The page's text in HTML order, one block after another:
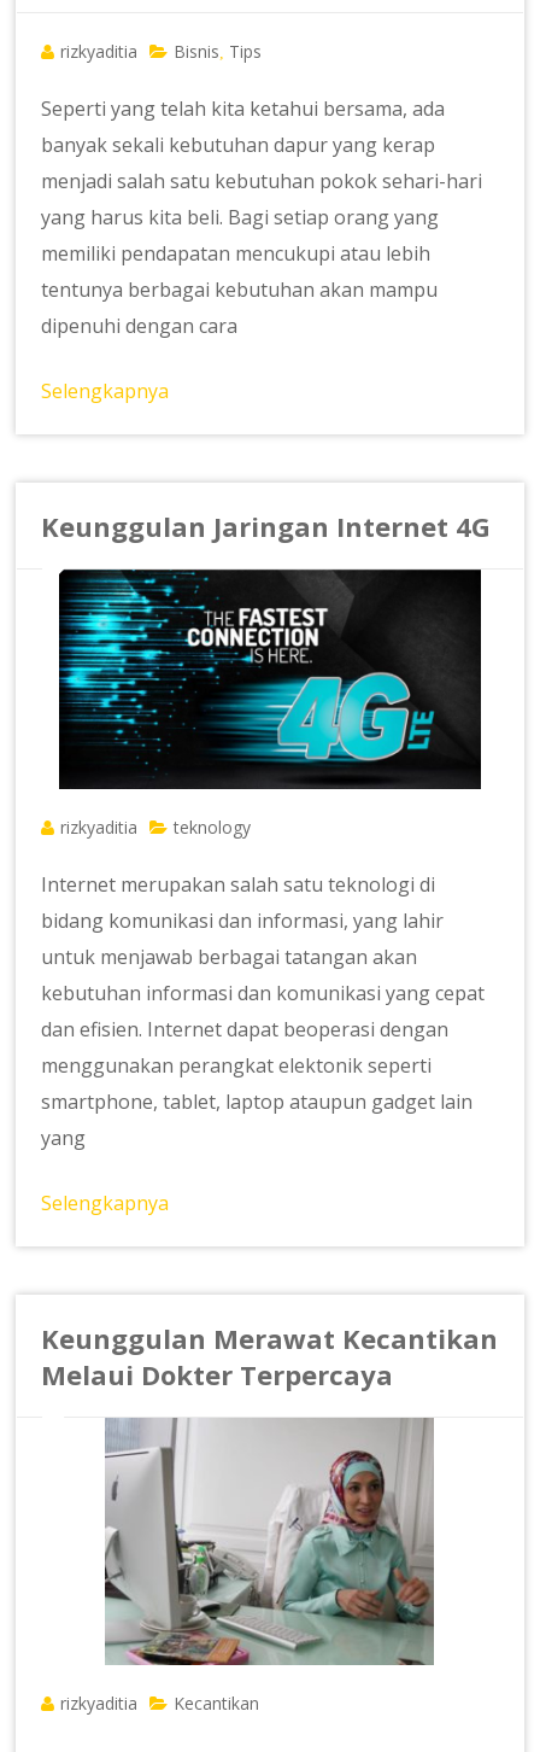
rizkyaditia Bisnis Tips
Seperti yang telah kita ketahui bersama, ada
banyak sekali kebutuhan dapur yang kerap
menjadi salah satu kebutuhan pokok sehari-hari
yang harus kita beli. Bagi setiap orang yang
memiliki pendapatan mencukupi atau lebih
tentunya berbagai kebutuhan akan mampu
dipenuhi dengan cara
Selengkapnya
Keunggulan Jaringan Internet 4G
rizkyaditia teknology
Internet merupakan salah satu teknologi di
bidang komunikasi dan informasi, yang lahir
untuk menjawab berbagai tatangan akan
kebutuhan informasi dan komunikasi yang cepat
dan efisien. Internet dapat beoperasi dengan
menggunakan perangkat elektonik seperti
smartphone, tablet, laptop ataupun gadget lain
yang
Selengkapnya
Keunggulan Merawat Kecantikan
Melaui Dokter Terpercaya
rizkyaditia Kecantikan